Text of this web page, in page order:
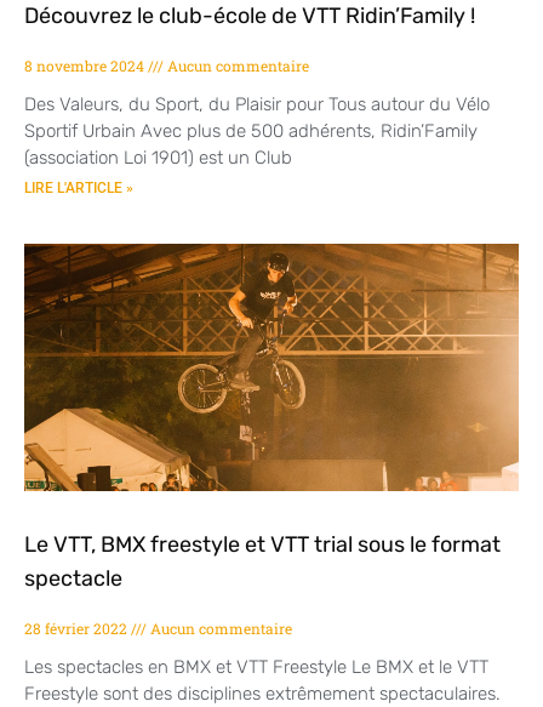
Découvrez le club-école de VTT Ridin’Family !
8 novembre 2024 Aucun commentaire
Des Valeurs, du Sport, du Plaisir pour Tous autour du Vélo
Sportif Urbain Avec plus de 500 adhérents, Ridin’Family
(association Loi 1901) est un Club
LIRE L'ARTICLE »
Le VTT, BMX freestyle et VTT trial sous le format
spectacle
28 février 2022 Aucun commentaire
Les spectacles en BMX et VTT Freestyle Le BMX et le VTT
Freestyle sont des disciplines extrêmement spectaculaires.